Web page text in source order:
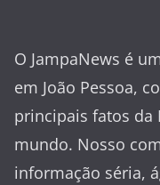
O JampaNews é
em João Pessoa,
principais fatos da
mundo. Nosso
informação séria,